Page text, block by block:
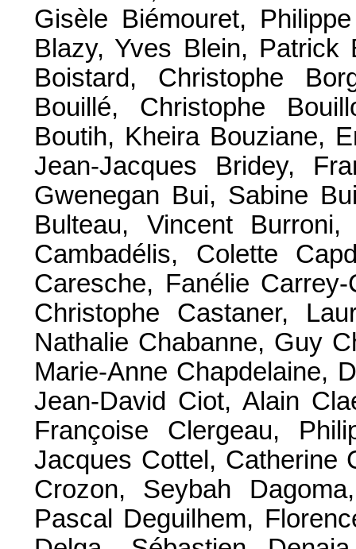
Gisèle Biémouret,
Blazy, Yves Blein, Patrick
Boistard, Christophe
Bouillé, Christophe
Boutih, Kheira Bouziane,
Jean-Jacques Bridey,
Gwenegan Bui, Sabine
Bulteau, Vincent Burroni,
Cambadélis, Colette
Caresche, Fanélie
Christophe Castaner,
Nathalie Chabanne, Guy
Marie-Anne Chapdelaine,
Jean-David Ciot, Alain
Françoise Clergeau,
Jacques Cottel, Catherine
Crozon, Seybah
Pascal Deguilhem,